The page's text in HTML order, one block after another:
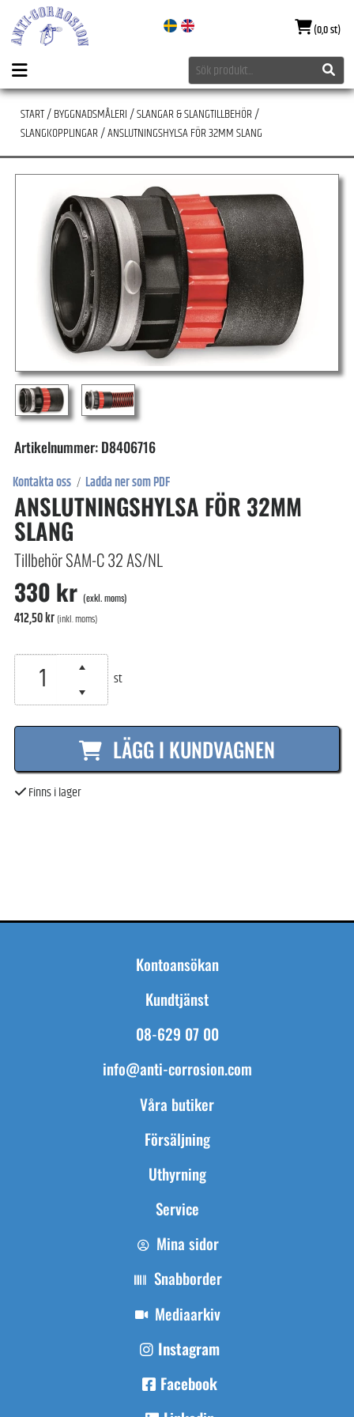
(0,0 st)
START/BYGGNADSMÅLERI/SLANGAR & SLANGTILLBEHÖR/
SLANGKOPPLINGAR/ANSLUTNINGSHYLSA FÖR 32MM SLANG
Artikelnummer: D8406716
Kontakta oss / Ladda ner som PDF
ANSLUTNINGSHYLSA FÖR 32MM
SLANG
Tillbehör SAM-C 32 AS/NL
330 kr (exkl. moms)
412,50 kr(inkl. moms)
st
LÄGG I KUNDVAGNEN
Finns i lager
Kontoansökan
Kundtjänst
08-629 07 00
info@anti-corrosion.com
Våra butiker
Försäljning
Uthyrning
Service
Mina sidor
Snabborder
Mediaarkiv
Instagram
Facebook